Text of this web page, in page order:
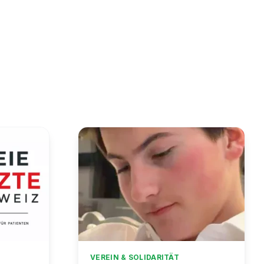
VEREIN & SOLIDARITÄT